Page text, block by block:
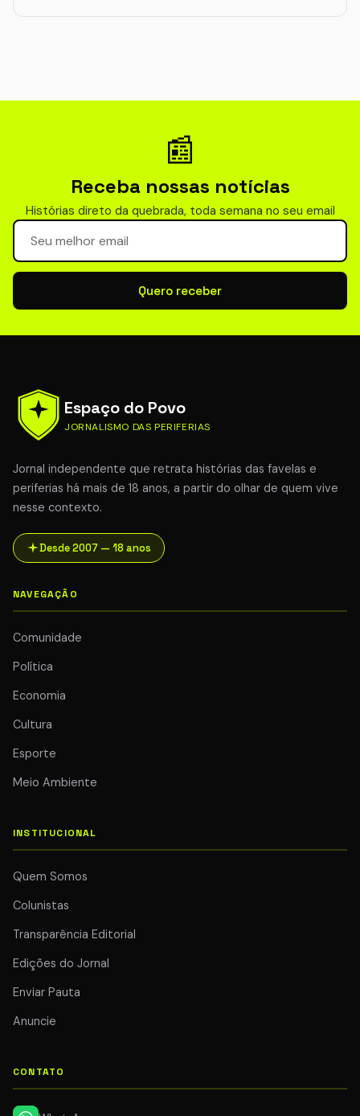
📰
Receba nossas notícias
Histórias direto da quebrada, toda semana no seu email
Seu email para newsletter
Quero receber
Espaço do Povo
JORNALISMO DAS PERIFERIAS
Jornal independente que retrata histórias das favelas e
periferias há mais de 18 anos, a partir do olhar de quem vive
nesse contexto.
Desde 2007 — 18 anos
NAVEGAÇÃO
Comunidade
Política
Economia
Cultura
Esporte
Meio Ambiente
INSTITUCIONAL
Quem Somos
Colunistas
Transparência Editorial
Edições do Jornal
Enviar Pauta
Anuncie
CONTATO